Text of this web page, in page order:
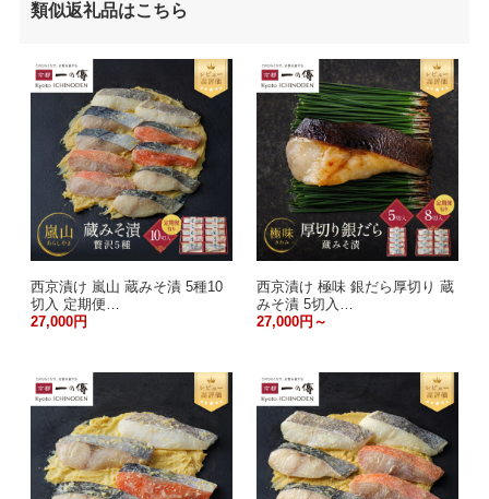
類似返礼品はこちら
西京漬け 嵐山 蔵みそ漬 5種10
切入 定期便…
27,000円
西京漬け 極味 銀だら厚切り 蔵
みそ漬 5切入…
27,000円～